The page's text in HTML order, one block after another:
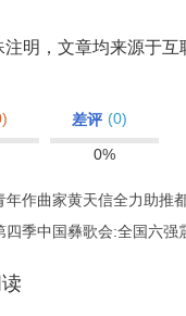
注明，文章均来源于互
差评 (0)
0%
年作曲家黄天信全力助推
四季中国彝歌会:全国六强